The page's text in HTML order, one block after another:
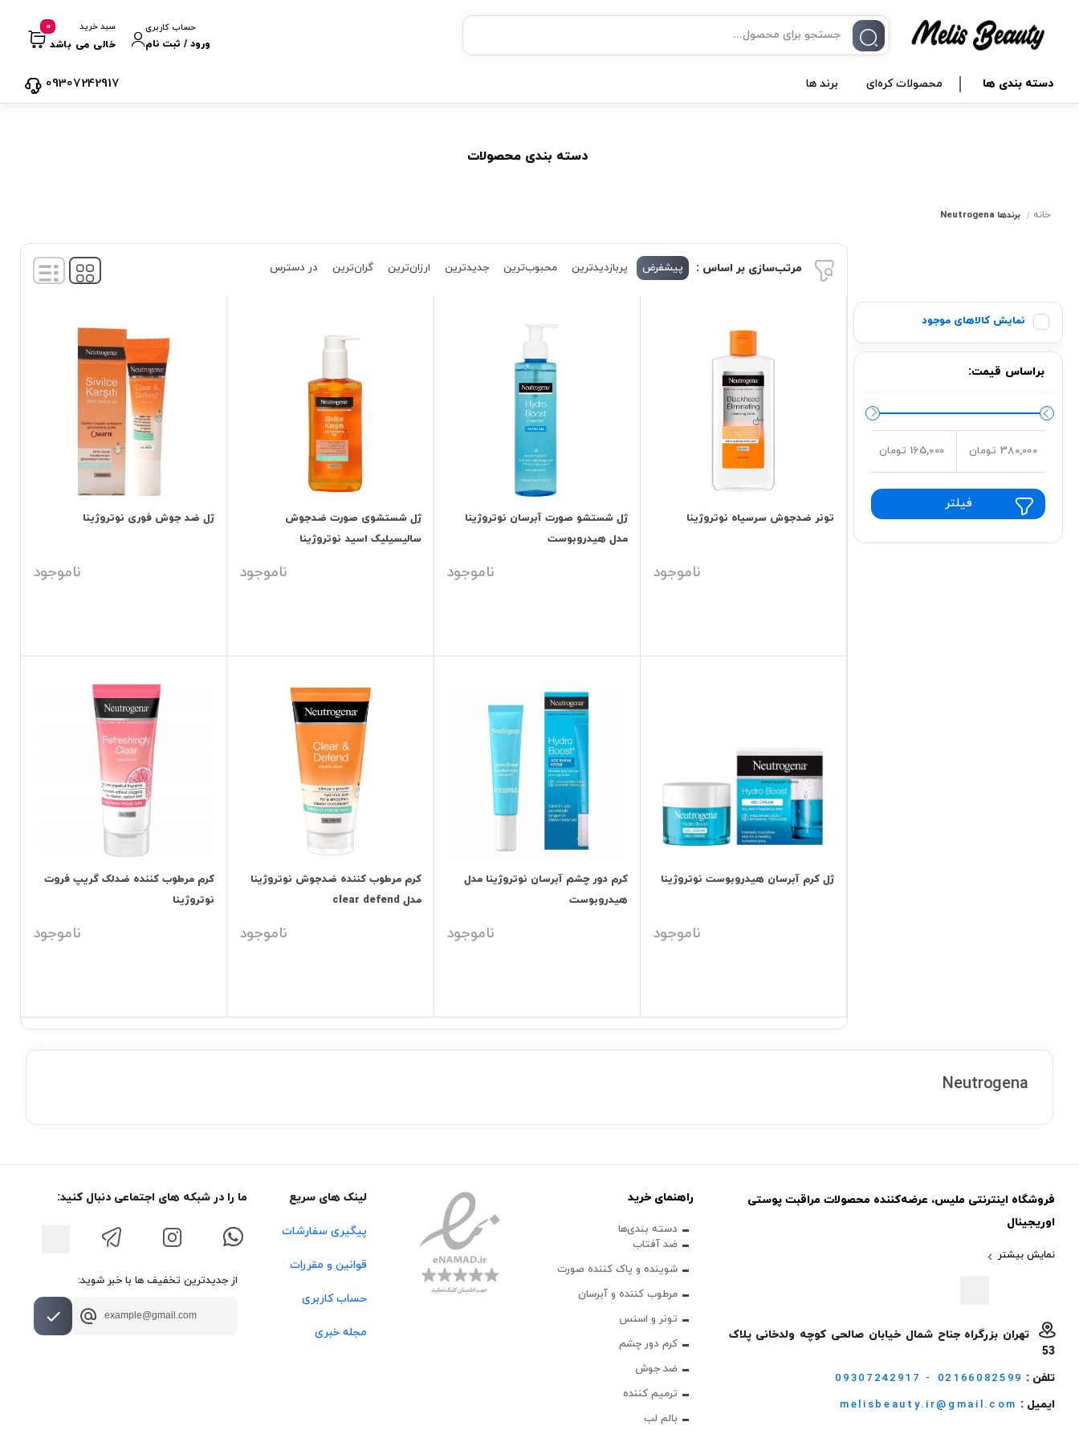
بدون ضامن، بدون سود
خرید قسطی با ترب‌پی
حساب کاربری
ورود / ثبت نام
سبد خرید
خالی می باشد
0
دسته بندی ها محصولات کره‌ای برند ها 09307242917
دسته بندی محصولات
خانه برندها Neutrogena
نمایش کالاهای موجود
براساس قیمت:
165,000 تومان 380,000 تومان
فیلتر
نمایش 1
- کالا از مرتب‌سازی بر اساس : پیشفرض پربازدیدترین محبوب‌ترین جدیدترین ارزان‌ترین گران‌ترین در دسترس
تونر ضدجوش سرسیاه نوتروژینا
ناموجود
ژل شستشو صورت آبرسان نوتروژینا
مدل هیدروبوست
ناموجود
ژل شستشوی صورت ضدجوش
سالیسیلیک اسید نوتروژینا
ناموجود
ژل ضد جوش فوری نوتروژینا
ناموجود
ژل کرم آبرسان هیدروبوست نوتروژینا
ناموجود
کرم دور چشم آبرسان نوتروژینا مدل
هیدروبوست
ناموجود
کرم مرطوب کننده ضدجوش نوتروژینا
مدل clear defend
ناموجود
کرم مرطوب کننده ضدلک گریپ فروت
نوتروژینا
ناموجود
Neutrogena
فروشگاه اینترنتی ملیس، عرضه‌کننده محصولات مراقبت پوستی
اوریجینال
نمایش بیشتر
تهران بزرگراه جناح شمال خیابان صالحی کوچه ولدخانی پلاک
53
تلفن : 09307242917 - 02166082599
ایمیل : melisbeauty.ir@gmail.com
راهنمای خرید
دسته بندی‌ها
ضد آفتاب
شوینده و پاک‌ کننده صورت
مرطوب کننده و آبرسان
تونر و اسنس
کرم دور چشم
ضد جوش
ترمیم کننده
بالم لب
لینک های سریع
پیگیری سفارشات
قوانین و مقررات
حساب کاربری
مجله خبری
ما را در شبکه های اجتماعی دنبال کنید:
از جدیدترین تخفیف ها با خبر شوید: